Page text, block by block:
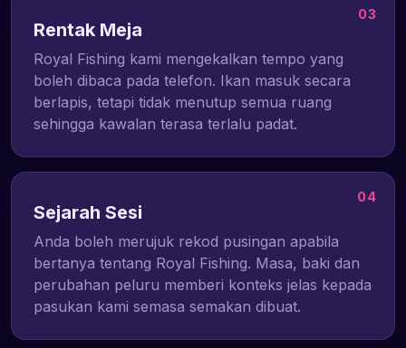
03
Rentak Meja
Royal Fishing kami mengekalkan tempo yang
boleh dibaca pada telefon. Ikan masuk secara
berlapis, tetapi tidak menutup semua ruang
sehingga kawalan terasa terlalu padat.
04
Sejarah Sesi
Anda boleh merujuk rekod pusingan apabila
bertanya tentang Royal Fishing. Masa, baki dan
perubahan peluru memberi konteks jelas kepada
pasukan kami semasa semakan dibuat.